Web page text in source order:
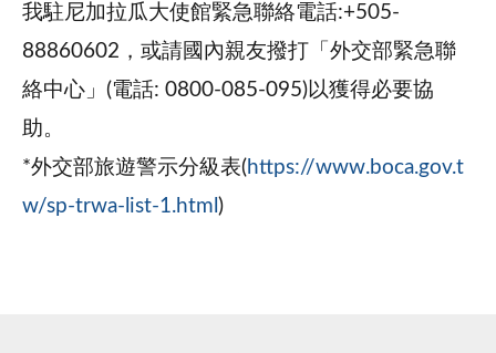
我駐尼加拉瓜大使館緊急聯絡電話:+505-
88860602，或請國內親友撥打「外交部緊急聯
絡中心」(電話: 0800-085-095)以獲得必要協
助。
*外交部旅遊警示分級表( https://www.boca.gov.t
w/sp-trwa-list-1.html )